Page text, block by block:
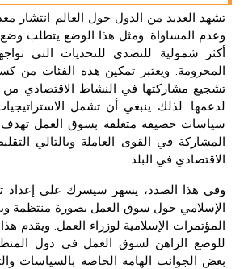
تشهد العديد من الدول حول العالم انتشار
وعدم المساواة. ومثل هذا الوضع يتطلب وضع
أكثر شمولية للتصدي للتحديات التي
المحرومة. ويعتبر تمكين هذه الفئات من
تشجيع مشاركتها في النشاط الاقتصادي من
لدعمها. لذلك ينبغي أن تشمل الاستراتيجيات
سياسات حصيفة متعلقة بسوق العمل تهدف
المشاركة في القوى العاملة وبالتالي
الاقتصادي في البلد.
وفي هذا الصدد، يسهر سيسرك على إعداد
الإسلامي حول سوق العمل بصورة منتظمة
المؤتمرات الإسلامية لوزراء العمل. ويقدم هذا
للوضع الراهن لسوق العمل في دول المنظمة
بعض الجوانب الهامة الخاصة بالسياسات